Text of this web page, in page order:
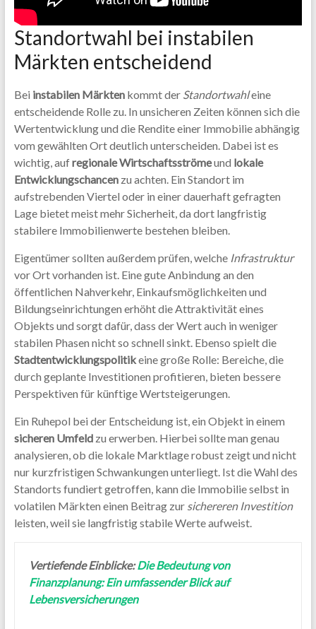
Standortwahl bei instabilen
Märkten entscheidend
Bei instabilen Märktenkommt der Standortwahleine
entscheidende Rolle zu. In unsicheren Zeiten können sich die
Wertentwicklung und die Rendite einer Immobilie abhängig
vom gewählten Ort deutlich unterscheiden. Dabei ist es
wichtig, aufregionale Wirtschaftsströmeund lokale
Entwicklungschancenzu achten. Ein Standort im
aufstrebenden Viertel oder in einer dauerhaft gefragten
Lage bietet meist mehr Sicherheit, da dort langfristig
stabilere Immo­bilienwerte bestehen bleiben.
Eigentümer sollten außerdem prüfen, welche Infrastruktur
vor Ort vorhanden ist. Eine gute Anbindung an den
öffentlichen Nahverkehr, Einkaufsmöglichkeiten und
Bildungseinrichtungen erhöht die Attraktivität eines
Objekts und sorgt dafür, dass der Wert auch in weniger
stabilen Phasen nicht so schnell sinkt. Ebenso spielt die
Stadtentwicklungspolitikeine große Rolle: Bereiche, die
durch geplante Investitionen profitieren, bieten bessere
Perspektiven für künftige Wertsteigerungen.
Ein Ruhepol bei der Entscheidung ist, ein Objekt in einem
sicheren Umfeldzu erwerben. Hierbei sollte man genau
analysieren, ob die lokale Marktlage robust zeigt und nicht
nur kurzfristigen Schwankungen unterliegt. Ist die Wahl des
Standorts fundiert getroffen, kann die Immobilie selbst in
volatilen Märkten einen Beitrag zur sichereren Investition
leisten, weil sie langfristig stabile Werte aufweist.
Vertiefende Einblicke:Die Bedeutung von
Finanzplanung: Ein umfassender Blick auf
Lebensversicherungen